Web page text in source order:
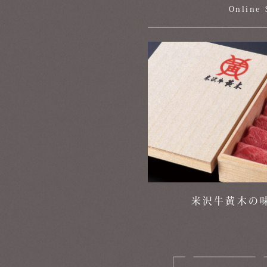
Online
米沢牛黄木の